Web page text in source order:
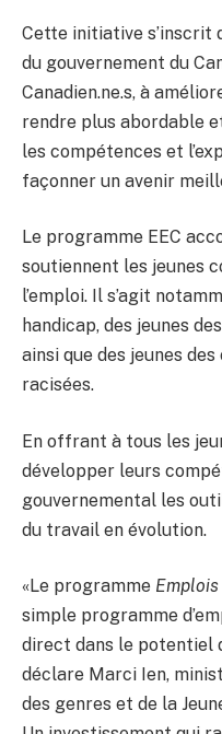
Cette initiative s’inscrit
du gouvernement du
Canadien.ne.s, à
rendre plus abordable
les compétences et
façonner un avenir
Le programme EEC
soutiennent les jeunes
l’emploi. Il s’agit
handicap, des jeunes
ainsi que des jeunes
racisées.
En offrant à tous les
développer leurs
gouvernemental les
du travail en évolution.
«Le programme Emplois
simple programme
direct dans le potentiel
déclare Marci Ien,
des genres et de la